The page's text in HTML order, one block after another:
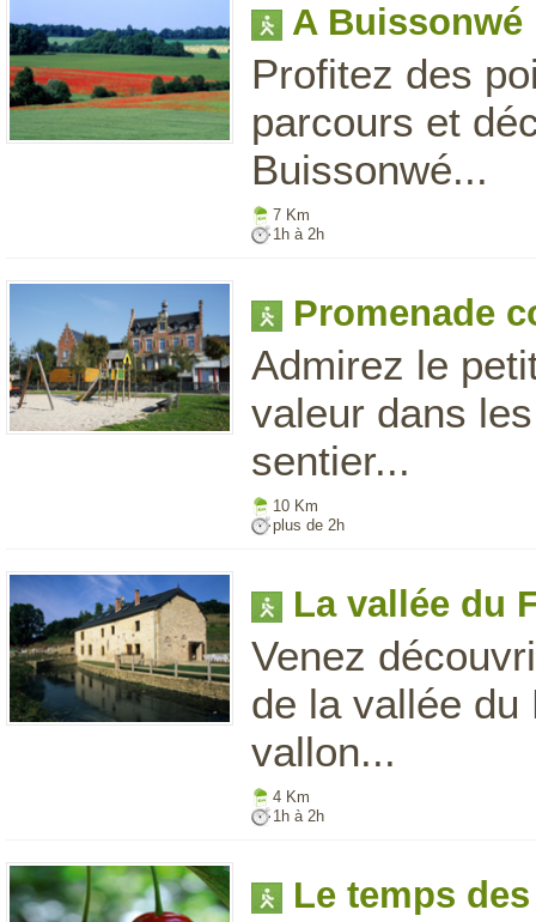
A Buissonwé
Profitez des
parcours et
Buissonwé...
7 Km
1h à 2h
Promenade
Admirez le
valeur dans
sentier...
10 Km
plus de 2h
La vallée du
Venez
de la vallée du
vallon...
4 Km
1h à 2h
Le temps